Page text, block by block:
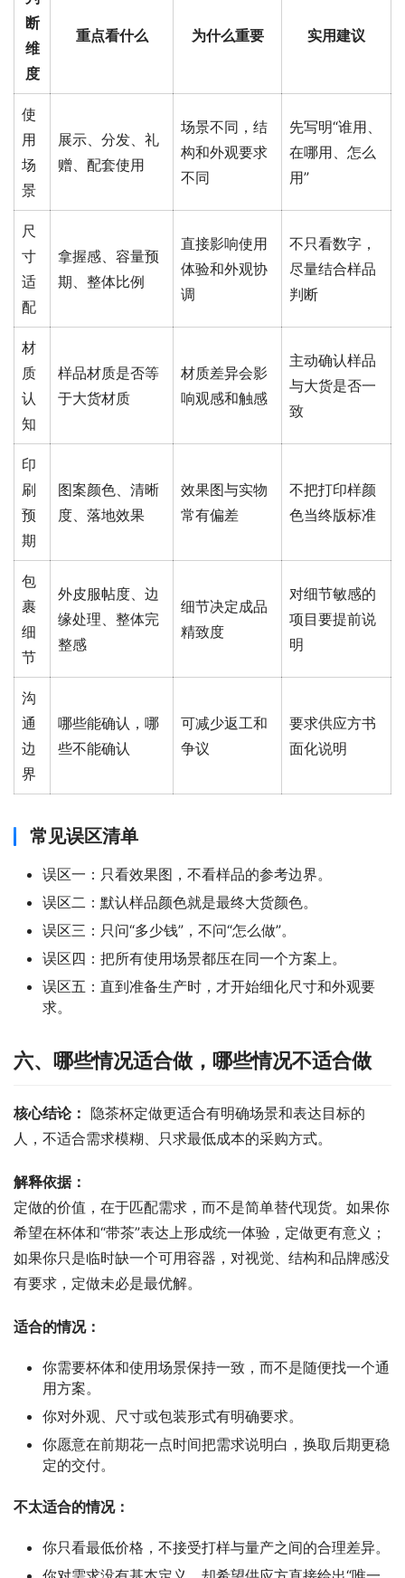
断
维
度
重点看什么 为什么重要 实用建议
使
用
场
景
展示、分发、礼
赠、配套使用
场景不同，结
构和外观要求
不同
先写明“谁用、
在哪用、怎么
用”
尺
寸
适
配
拿握感、容量预
期、整体比例
直接影响使用
体验和外观协
调
不只看数字，
尽量结合样品
判断
材
质
认
知
样品材质是否等
于大货材质
材质差异会影
响观感和触感
主动确认样品
与大货是否一
致
印
刷
预
期
图案颜色、清晰
度、落地效果
效果图与实物
常有偏差
不把打印样颜
色当终版标准
包
裹
细
节
外皮服帖度、边
缘处理、整体完
整感
细节决定成品
精致度
对细节敏感的
项目要提前说
明
沟
通
边
界
哪些能确认，哪
些不能确认
可减少返工和
争议
要求供应方书
面化说明
常见误区清单
误区一：只看效果图，不看样品的参考边界。
误区二：默认样品颜色就是最终大货颜色。
误区三：只问“多少钱”，不问“怎么做”。
误区四：把所有使用场景都压在同一个方案上。
误区五：直到准备生产时，才开始细化尺寸和外观要
求。
六、哪些情况适合做，哪些情况不适合做
核心结论： 隐茶杯定做更适合有明确场景和表达目标的
人，不适合需求模糊、只求最低成本的采购方式。
解释依据：
定做的价值，在于匹配需求，而不是简单替代现货。如果你
希望在杯体和“带茶”表达上形成统一体验，定做更有意义；
如果你只是临时缺一个可用容器，对视觉、结构和品牌感没
有要求，定做未必是最优解。
适合的情况：
你需要杯体和使用场景保持一致，而不是随便找一个通
用方案。
你对外观、尺寸或包装形式有明确要求。
你愿意在前期花一点时间把需求说明白，换取后期更稳
定的交付。
不太适合的情况：
你只看最低价格，不接受打样与量产之间的合理差异。